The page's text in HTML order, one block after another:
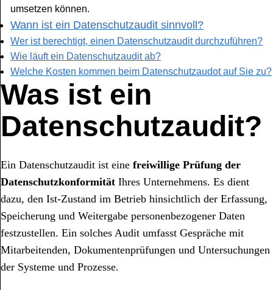
umsetzen können.
Wann ist ein Datenschutzaudit sinnvoll?
Wer ist berechtigt, einen Datenschutzaudit durchzuführen?
Wie läuft ein Datenschutzaudit ab?
Welche Kosten kommen beim Datenschutzaudot auf Sie zu?
Was ist ein
Datenschutzaudit?
Ein Datenschutzaudit ist eine freiwillige Prüfung der
Datenschutzkonformität Ihres Unternehmens. Es dient
dazu, den Ist-Zustand im Betrieb hinsichtlich der Erfassung,
Speicherung und Weitergabe personenbezogener Daten
festzustellen. Ein solches Audit umfasst Gespräche mit
Mitarbeitenden, Dokumentenprüfungen und Untersuchungen
der Systeme und Prozesse.